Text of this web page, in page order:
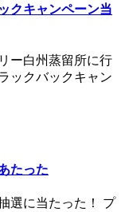
クキャンペーン当
ー白州蒸留所に行
ックバックキャン
たった
選に当たった！ プ